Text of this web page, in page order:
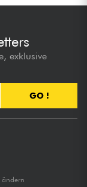
exklusive
GO !